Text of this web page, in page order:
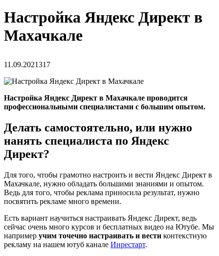
Настройка Яндекс Директ в
Махачкале
11.09.2021317
Настройка Яндекс Директ в Махачкале проводится
профессиональными специалистами с большим опытом.
Делать самостоятельно, или нужно
нанять специалиста по Яндекс
Директ?
Для того, чтобы грамотно настроить и вести Яндекс Директ в
Махачкале, нужно обладать большими знаниями и опытом.
Ведь для того, чтобы реклама приносила результат, нужно
посвятить рекламе много времени.
Есть вариант научиться настраивать Яндекс Директ, ведь
сейчас очень много курсов и бесплатных видео на Ютубе. Мы
например учим точечно настраивать и вести контекстную
рекламу на нашем ютуб канале Инрестарт.